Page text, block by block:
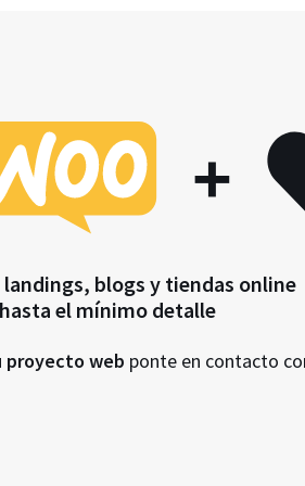
+
blogs y tiendas online
el mínimo detalle
proyecto web ponte en contacto